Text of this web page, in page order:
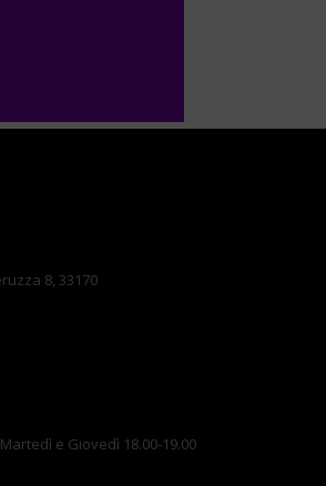
8, 33170
e Giovedì 18.00-19.00